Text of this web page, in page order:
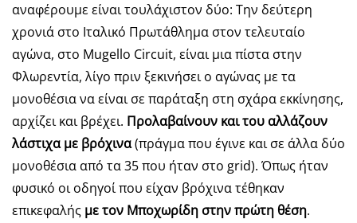
αναφέρουμε είναι τουλάχιστον δύο: Την δεύτερη
χρονιά στο Ιταλικό Πρωτάθλημα στον τελευταίο
αγώνα, στο Mugello Circuit, είναι μια πίστα στην
Φλωρεντία, λίγο πριν ξεκινήσει ο αγώνας με τα
μονοθέσια να είναι σε παράταξη στη σχάρα εκκίνησης,
αρχίζει και βρέχει. Προλαβαίνουν και του αλλάζουν
λάστιχα με βρόχινα(πράγμα που έγινε και σε άλλα δύο
μονοθέσια από τα 35 που ήταν στο grid). Όπως ήταν
φυσικό οι οδηγοί που είχαν βρόχινα τέθηκαν
επικεφαλής με τον Μποχωρίδη στην πρώτη θέση.